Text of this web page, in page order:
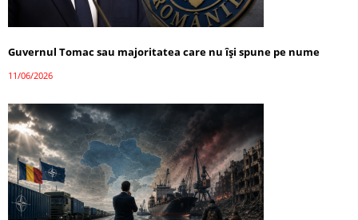
Guvernul Tomac sau majoritatea care nu își spune pe nume
11/06/2026